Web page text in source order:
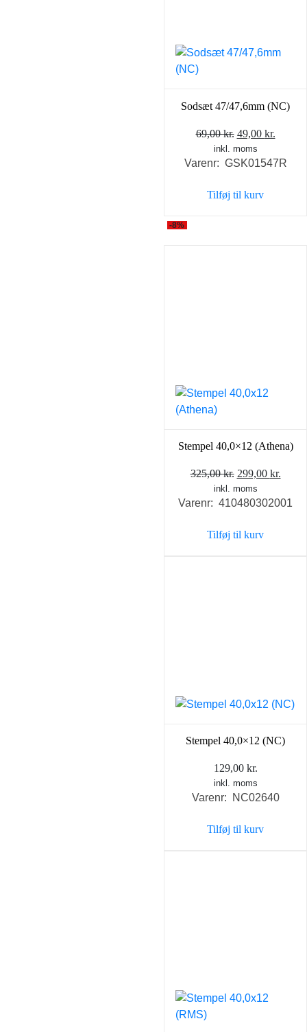
Sodsæt 47/47,6mm (NC)
69,00kr. Den
oprindelige
pris
69,00 kr..
49,00 kr.
pris
inkl. moms
Varenr: GSK01547R
Tilføj til kurv
-8%
Stempel 40,0×12 (Athena)
325,00kr. Den
oprindelige
pris
325,00 kr..
299,00 kr.Den
pris
inkl. moms
Varenr: 410480302001
Tilføj til kurv
Stempel 40,0×12 (NC)
129,00 kr.
inkl. moms
Varenr: NC02640
Tilføj til kurv